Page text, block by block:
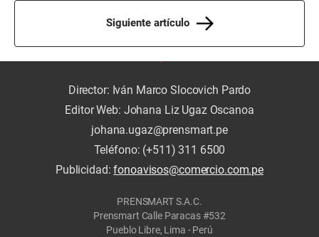
Siguiente artículo
Director: Iván Marco Slocovich Pardo
Editor Web: Johana Liz Ugaz Oscanoa
johana.ugaz@prensmart.pe
Teléfono: (+511) 311 6500
Publicidad:fonoavisos@comercio.com.pe
PRENSMART S.A.C.
Prensmart Calle Paracas #532
Pueblo Libre, Lima - Perú